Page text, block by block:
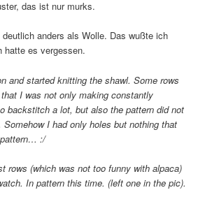
das ist nur murks.
anders als Wolle. Das wußte ich
hatte es vergessen.
and started knitting the shawl. Some rows
I was not only making constantly
backstitch a lot, but also the pattern did not
I had only holes but nothing that
:/
rows (which was not too funny with alpaca)
In pattern this time. (left one in the pic).